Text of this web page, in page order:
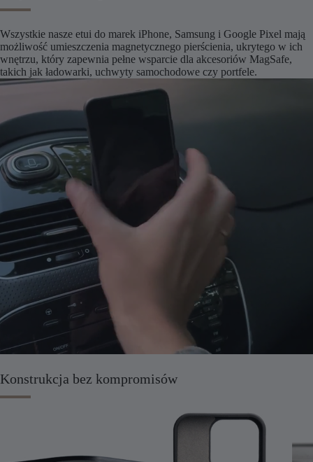
Wszystkie nasze etui do marek iPhone, Samsung i Google Pixel mają
możliwość umieszczenia magnetycznego pierścienia, ukrytego w ich
wnętrzu, który zapewnia pełne wsparcie dla akcesoriów MagSafe,
takich jak ładowarki, uchwyty samochodowe czy portfele.
Konstrukcja bez kompromisów